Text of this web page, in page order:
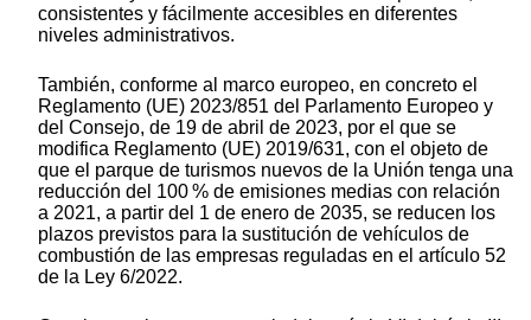
consistentes y fácilmente accesibles en diferentes
niveles administrativos.
También, conforme al marco europeo, en concreto el
Reglamento (UE) 2023/851 del Parlamento Europeo y
del Consejo, de 19 de abril de 2023, por el que se
modifica Reglamento (UE) 2019/631, con el objeto de
que el parque de turismos nuevos de la Unión tenga una
reducción del 100 % de emisiones medias con relación
a 2021, a partir del 1 de enero de 2035, se reducen los
plazos previstos para la sustitución de vehículos de
combustión de las empresas reguladas en el artículo 52
de la Ley 6/2022.